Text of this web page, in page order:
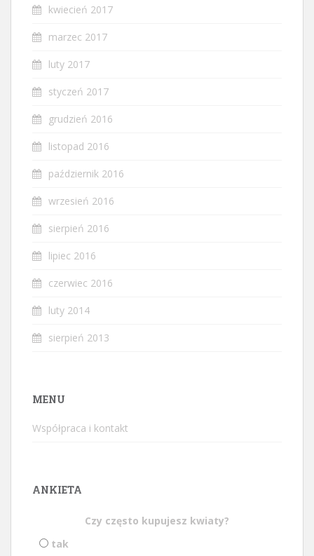
kwiecień 2017
marzec 2017
luty 2017
styczeń 2017
grudzień 2016
listopad 2016
październik 2016
wrzesień 2016
sierpień 2016
lipiec 2016
czerwiec 2016
luty 2014
sierpień 2013
MENU
Współpraca i kontakt
ANKIETA
Czy często kupujesz kwiaty?
tak